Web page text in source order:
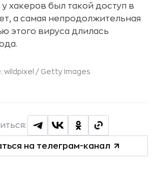
хакеров был такой доступ в
а самая непродолжительная
этого вируса длилась
wildpixel / Getty Images
на телеграм-канал